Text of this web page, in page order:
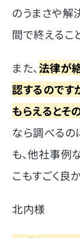
のうまさや解
間で終えるこ
また、法律が
認するのです
もらえるとそ
なら調べるの
も、他社事例
こもすごく良
北内様